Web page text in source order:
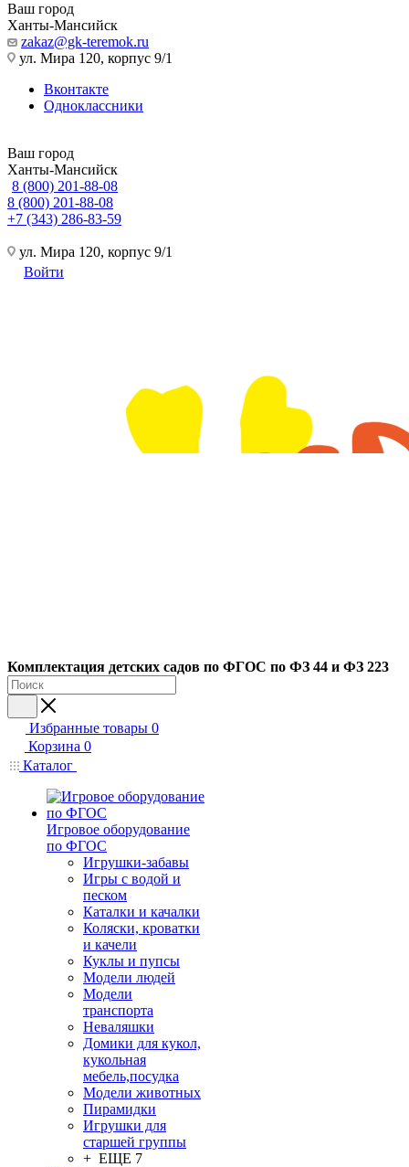
Ваш город
Ханты-Мансийск
zakaz@gk-teremok.ru
ул. Мира 120, корпус 9/1
Вконтакте
Одноклассники
Ваш город
Ханты-Мансийск
8 (800) 201-88-08
8 (800) 201-88-08
+7 (343) 286-83-59
ул. Мира 120, корпус 9/1
Войти
Комплектация детских садов по ФГОC по ФЗ 44 и ФЗ 223
Избранные товары 0
Корзина 0
Каталог
Игровое оборудование
по ФГОС
Игрушки-забавы
Игры с водой и
песком
Каталки и качалки
Коляски, кроватки
и качели
Куклы и пупсы
Модели людей
Модели
транспорта
Неваляшки
Домики для кукол,
кукольная
мебель,посудка
Модели животных
Пирамидки
Игрушки для
старшей группы
+ ЕЩЕ 7